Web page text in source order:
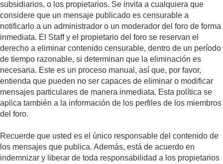
subsidiarios, o los propietarios. Se invita a cualquiera que
considere que un mensaje publicado es censurable a
notificarlo a un administrador o un moderador del foro de forma
inmediata. El Staff y el propietario del foro se reservan el
derecho a eliminar contenido censurable, dentro de un período
de tiempo razonable, si determinan que la eliminación es
necesaria. Este es un proceso manual, así que, por favor,
entienda que pueden no ser capaces de eliminar o modificar
mensajes particulares de manera inmediata. Esta política se
aplica también a la información de los perfiles de los miembros
del foro.
Recuerde que usted es el único responsable del contenido de
los mensajes que publica. Además, está de acuerdo en
indemnizar y liberar de toda responsabilidad a los propietarios